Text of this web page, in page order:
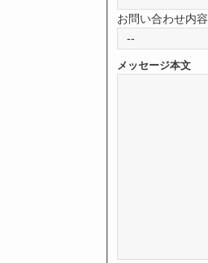
お問い合わせ内容
メッセージ本文